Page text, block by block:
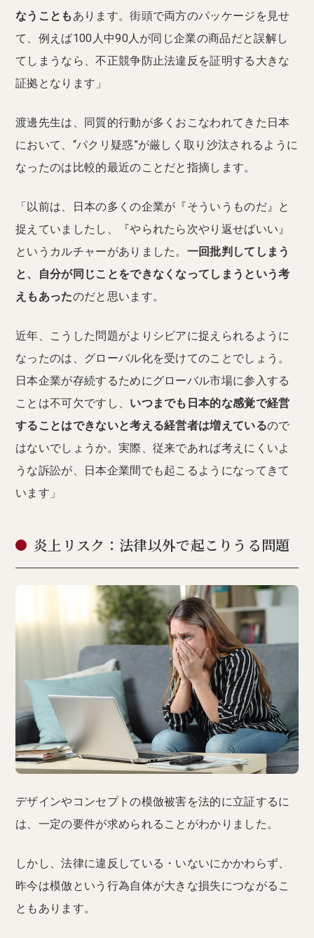
なうことも あります。街頭で両方のパッケージを見せ
て、例えば100人中90人が同じ企業の商品だと誤解し
てしまうなら、不正競争防止法違反を証明する大きな
証拠となります」
渡邊先生は、同質的行動が多くおこなわれてきた日本
において、“パクリ疑惑”が厳しく取り沙汰されるように
なったのは比較的最近のことだと指摘します。
「以前は、日本の多くの企業が『そういうものだ』と
捉えていましたし、『やられたら次やり返せばいい』
というカルチャーがありました。 一回批判してしまう
と、自分が同じことをできなくなってしまうという考
えもあったのだと思います。
近年、こうした問題がよりシビアに捉えられるように
なったのは、グローバル化を受けてのことでしょう。
日本企業が存続するためにグローバル市場に参入する
ことは不可欠ですし、 いつまでも日本的な感覚で経営
することはできないと考える経営者は増えているので
はないでしょうか。実際、従来であれば考えにくいよ
うな訴訟が、日本企業間でも起こるようになってきて
います」
炎上リスク：法律以外で起こりうる問題
デザインやコンセプトの模倣被害を法的に立証するに
は、一定の要件が求められることがわかりました。
しかし、法律に違反している・いないにかかわらず、
昨今は模倣という行為自体が大きな損失につながるこ
ともあります。